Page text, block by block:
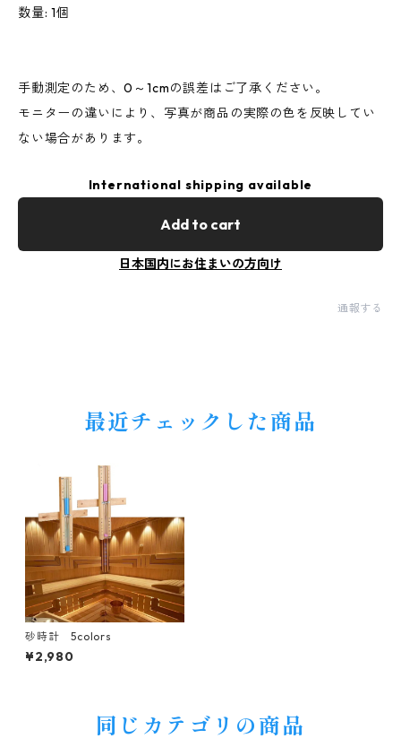
数量: 1個
手動測定のため、0～1cmの誤差はご了承ください。
モニターの違いにより、写真が商品の実際の色を反映してい
ない場合があります。
International shipping available
Add to cart
日本国内にお住まいの方向け
通報する
最近チェックした商品
砂時計 5colors
¥2,980
同じカテゴリの商品